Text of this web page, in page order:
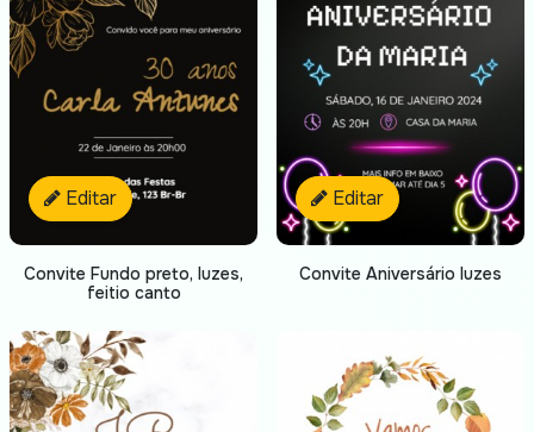
Editar
Convite Fundo preto, luzes,
feitio canto
Editar
Convite Aniversário luzes